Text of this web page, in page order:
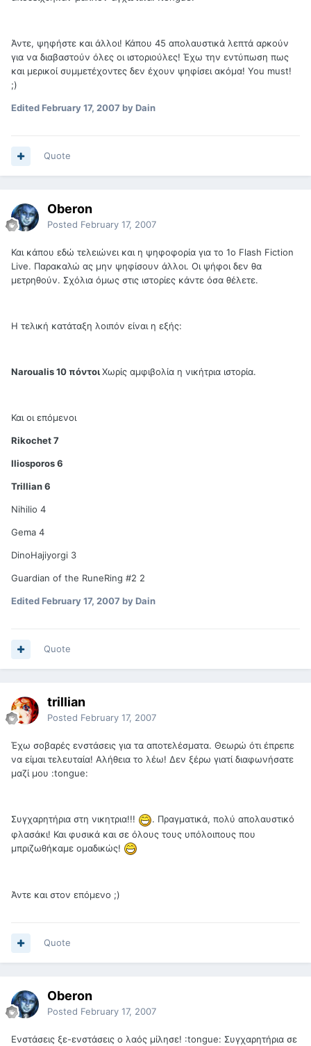
Άντε, ψηφήστε και άλλοι! Κάπου 45 απολαυστικά λεπτά αρκούν
για να διαβαστούν όλες οι ιστοριούλες! Έχω την εντύπωση πως
και μερικοί συμμετέχοντες δεν έχουν ψηφίσει ακόμα! You must!
;)
EditedFebruary 17, 2007 by Dain
Quote
Oberon
Posted February 17, 2007
Και κάπου εδώ τελειώνει και η ψηφοφορία για το 1ο Flash Fiction
Live. Παρακαλώ ας μην ψηφίσουν άλλοι. Οι ψήφοι δεν θα
μετρηθούν. Σχόλια όμως στις ιστορίες κάντε όσα θέλετε.
Η τελική κατάταξη λοιπόν είναι η εξής:
Naroualis 10 πόντοιΧωρίς αμφιβολία η νικήτρια ιστορία.
Και οι επόμενοι
Rikochet 7
Iliosporos 6
Trillian 6
Nihilio 4
Gema 4
DinoHajiyorgi 3
Guardian of the RuneRing #2 2
EditedFebruary 17, 2007 by Dain
Quote
trillian
Posted February 17, 2007
Έχω σοβαρές ενστάσεις για τα αποτελέσματα. Θεωρώ ότι έπρεπε
να είμαι τελευταία! Αλήθεια το λέω! Δεν ξέρω γιατί διαφωνήσατε
μαζί μου :tongue:
Συγχαρητήρια στη νικητρια!!!
. Πραγματικά, πολύ απολαυστικό
φλασάκι! Και φυσικά και σε όλους τους υπόλοιπους που
μπριζωθήκαμε ομαδικώς!
Άντε και στον επόμενο ;)
Quote
Oberon
Posted February 17, 2007
Ενστάσεις ξε-ενστάσεις ο λαός μίλησε! :tongue: Συγχαρητήρια σε